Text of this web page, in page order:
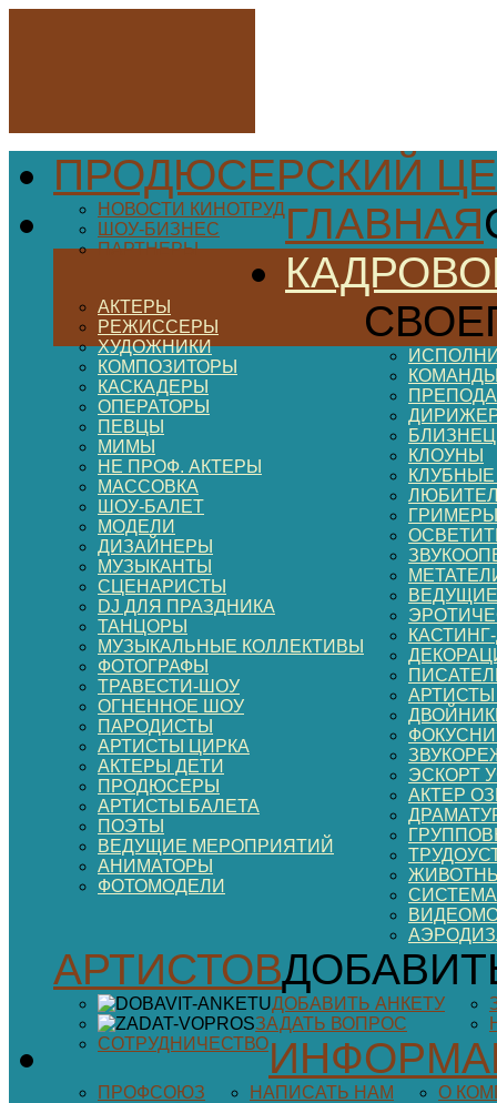
ПРОДЮСЕРСКИЙ
ГЛАВНАЯ
НОВОСТИ КИНОТРУД
ШОУ-БИЗНЕС
ПАРТНЕРЫ
АКТЕРЫ
РЕЖИССЕРЫ
ХУДОЖНИКИ
КОМПОЗИТОРЫ
КАСКАДЕРЫ
ОПЕРАТОРЫ
ПЕВЦЫ
МИМЫ
НЕ ПРОФ. АКТЕРЫ
МАССОВКА
ШОУ-БАЛЕТ
МОДЕЛИ
ДИЗАЙНЕРЫ
МУЗЫКАНТЫ
СЦЕНАРИСТЫ
DJ ДЛЯ ПРАЗДНИКА
ТАНЦОРЫ
МУЗЫКАЛЬНЫЕ КОЛЛЕКТИВЫ
ФОТОГРАФЫ
ТРАВЕСТИ-ШОУ
ОГНЕННОЕ ШОУ
ПАРОДИСТЫ
АРТИСТЫ ЦИРКА
АКТЕРЫ ДЕТИ
ПРОДЮСЕРЫ
АРТИСТЫ БАЛЕТА
ПОЭТЫ
ВЕДУЩИЕ МЕРОПРИЯТИЙ
АНИМАТОРЫ
ФОТОМОДЕЛИ
КЛОУНЫ
КЛУБНЫЕ
ГРИМЕРЫ
ЭСКОРТ
АКТЕР
АРТИСТОВ
ДОБАВИТЬ АНКЕТУ
ЗАДАТЬ ВОПРОС
СОТРУДНИЧЕСТВО
ПРОФСОЮЗ НАПИСАТЬ НАМ О